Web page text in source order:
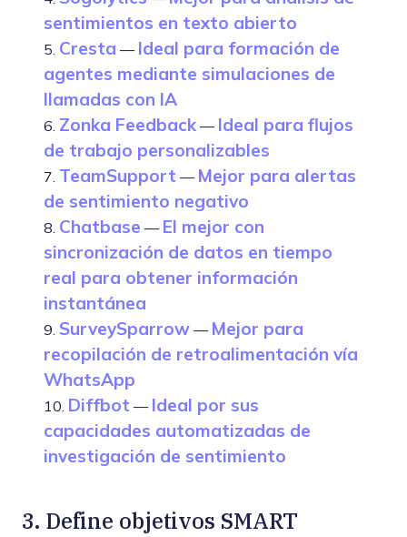
sentimientos en texto abierto
5. Cresta — Ideal para formación de
agentes mediante simulaciones de
llamadas con IA
6. Zonka Feedback — Ideal para flujos
de trabajo personalizables
7. TeamSupport — Mejor para alertas
de sentimiento negativo
8. Chatbase — El mejor con
sincronización de datos en tiempo
real para obtener información
instantánea
9. SurveySparrow — Mejor para
recopilación de retroalimentación vía
WhatsApp
10. Diffbot — Ideal por sus
capacidades automatizadas de
investigación de sentimiento
3. Define objetivos SMART